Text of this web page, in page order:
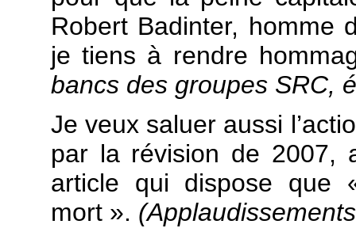
Robert Badinter, homme
je tiens à rendre
bancs des groupes SRC,
Je veux saluer aussi
par la révision de 2007,
article qui dispose que
mort ».